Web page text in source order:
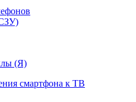
(Я)
смартфона к ТВ